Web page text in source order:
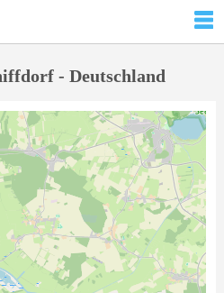
- Deutschland